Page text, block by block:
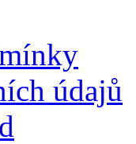
údajů